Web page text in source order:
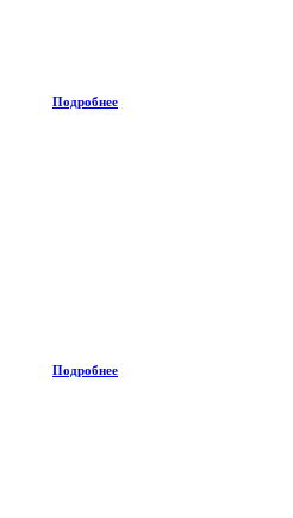
Подробнее
Подробнее